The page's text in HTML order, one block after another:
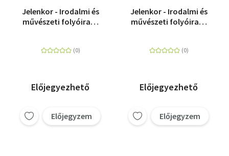
Jelenkor - Irodalmi és
művészeti folyóirat -
Előjegyezhető
Előjegyzem
Jelenkor - Irodalmi és
művészeti folyóirat -
Előjegyezhető
Előjegyzem